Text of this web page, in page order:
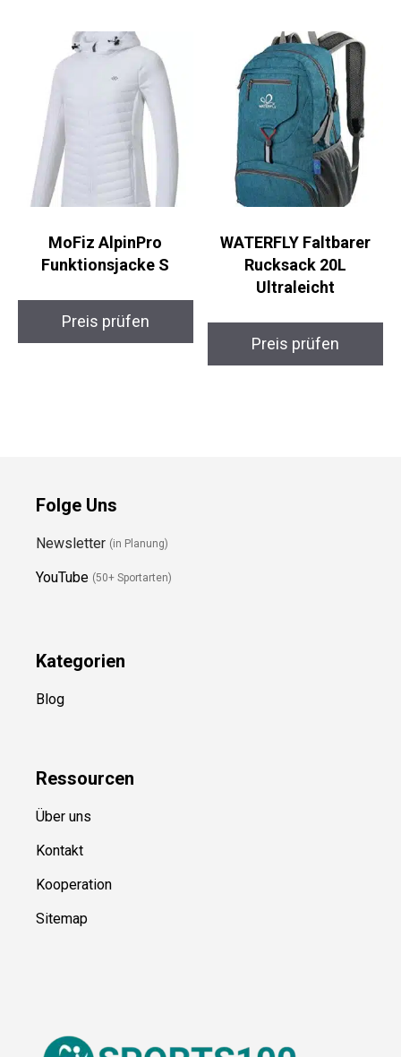
MoFiz AlpinPro
Funktionsjacke S
Preis prüfen
WATERFLY Faltbarer
Rucksack 20L
Ultraleicht
Preis prüfen
Folge Uns
Newsletter (in Planung)
YouTube (50+ Sportarten)
Kategorien
Blog
Ressourcen
Über uns
Kontakt
Kooperation
Sitemap